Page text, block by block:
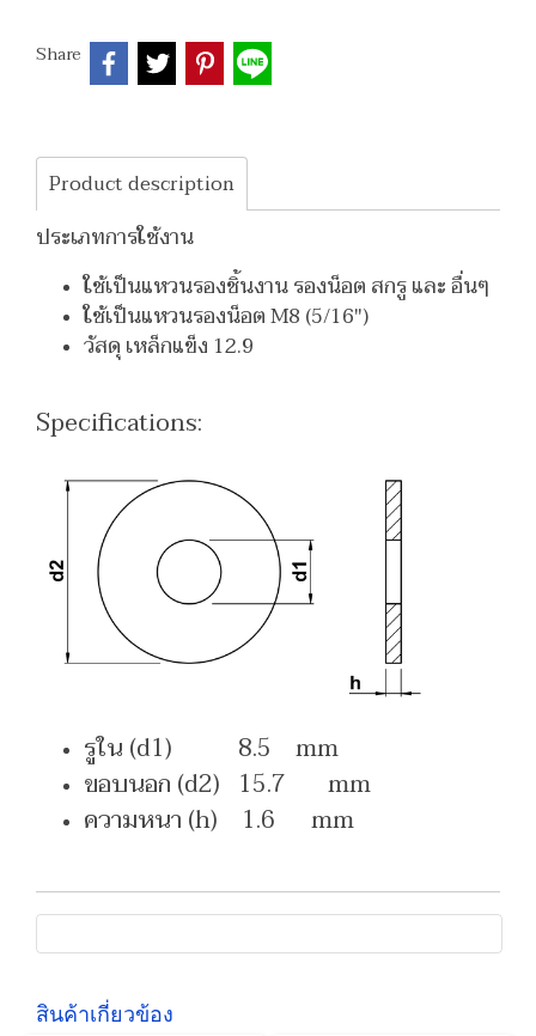
Share
Product description
ประเภทการใช้งาน
ใช้เป็นแหวนรองชิ้นงาน รองน็อต สกรู และ อื่นๆ
ใช้เป็นแหวนรองน็อต M8 (5/16")
วัสดุ เหล็กแข็ง 12.9
Specifications:
รูใน (d1) 8.5 mm
ขอบนอก (d2) 15.7 mm
ความหนา (h) 1.6 mm
สินค้าเกี่ยวข้อง